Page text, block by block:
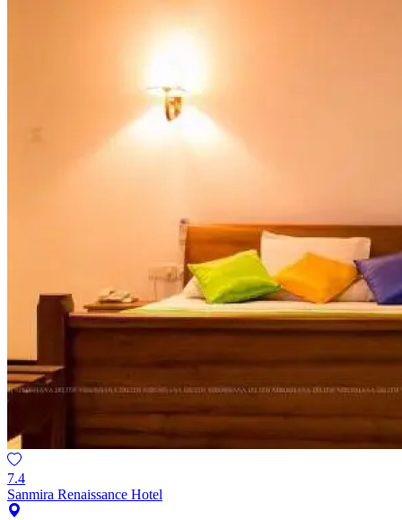
7.4
Sanmira Renaissance Hotel